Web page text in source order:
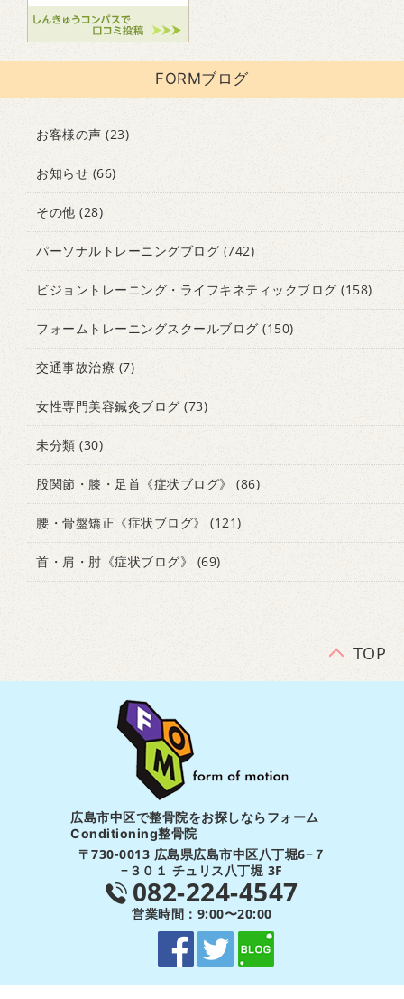
FORMブログ
お客様の声 (23)
お知らせ (66)
その他 (28)
パーソナルトレーニングブログ(742)
ビジョントレーニング・ライフキネティックブログ (158)
フォームトレーニングスクールブログ(150)
交通事故治療 (7)
女性専門美容鍼灸ブログ(73)
未分類 (30)
股関節・膝・足首《症状ブログ》 (86)
腰・骨盤矯正《症状ブログ》 (121)
首・肩・肘《症状ブログ》 (69)
TOP
広島市中区で整骨院をお探しならフォーム
Conditioning整骨院
〒730-0013 広島県広島市中区八丁堀6−７
−３０１ チュリス八丁堀 3F
082-224-4547
営業時間：9:00〜20:00